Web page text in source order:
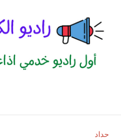
المحتوى
الكويت
للاعلانات
حداد